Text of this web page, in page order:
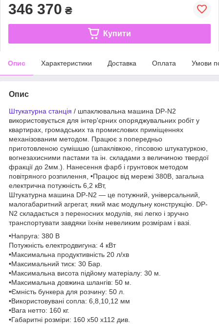
346 370 ₴
Купити
Опис Характеристики Доставка Оплата Умови
Опис
Штукатурна станція / шпаклювальна машина DP-N2
використовується для інтер'єрних опоряджувальних робіт у
квартирах, громадських та промислових приміщеннях
механізованим методом. Працює з попередньо
приготовленою сумішшю (шпаклівкою, гіпсовою штукатуркою,
вогнезахисними пастами та ін. складами з величиною твердої
фракції до 2мм.). Нанесення фарб і грунтовок методом
повітряного розпилення, •Працює від мережі 380В, загальна
електрична потужність 6,2 кВт,
Штукатурна машина DP-N2 — це потужний, універсальний,
малогабаритний агрегат, який має модульну конструкцію. DP-
N2 складається з переносних модулів, які легко і зручно
транспортувати завдяки їхнім невеликим розмірам і вазі.
•Напруга: 380 В
Потужність електродвигуна: 4 кВт
•Максимальна продуктивність 20 л/хв
•Максимальний тиск: 30 Бар.
•Максимальна висота підйому матеріалу: 30 м.
•Максимальна довжина шлангів: 50 м.
•Ємність бункера для розчину: 50 л.
•Використовувані сопла: 6,8,10,12 мм
•Вага нетто: 160 кг.
•Габаритні розміри: 160 х50 х112 див.